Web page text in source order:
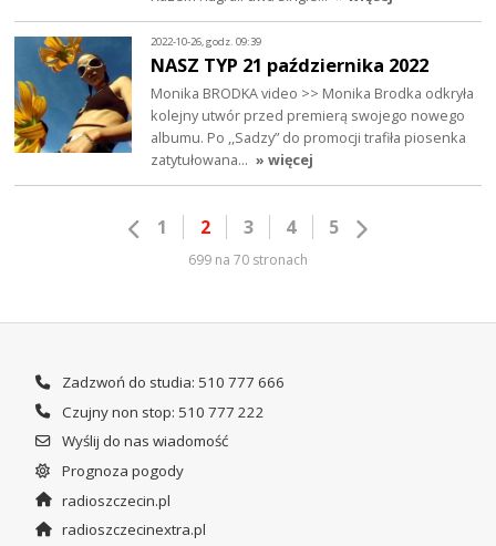
2022-10-26, godz. 09:39
NASZ TYP 21 października 2022
Monika BRODKA video >> Monika Brodka odkryła
kolejny utwór przed premierą swojego nowego
albumu. Po ,,Sadzy” do promocji trafiła piosenka
zatytułowana… » więcej
1 2 3 4 5
699 na 70 stronach
Zadzwoń do studia: 510 777 666
Czujny non stop: 510 777 222
Wyślij do nas wiadomość
Prognoza pogody
radioszczecin.pl
radioszczecinextra.pl